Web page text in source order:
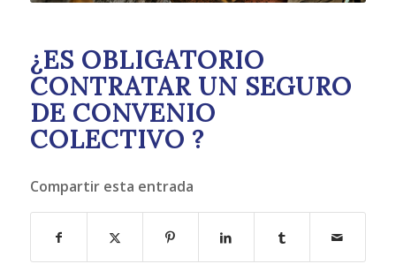
¿ES OBLIGATORIO
CONTRATAR UN SEGURO
DE CONVENIO
COLECTIVO ?
Compartir esta entrada